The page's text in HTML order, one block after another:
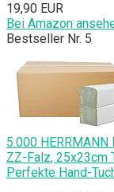
19,90 EUR
Bei Amazon
Bestseller Nr. 5
5.000
ZZ-Falz, 25x23cm
Perfekte Hand-